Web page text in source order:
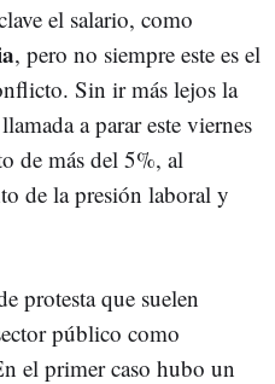
el salario, como
, pero no siempre este es el
Sin ir más lejos la
a parar este viernes
de más del 5%, al
de la presión laboral y
protesta que suelen
público como
el primer caso hubo un